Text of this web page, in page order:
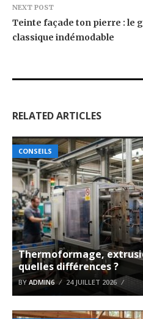
NEXT POST
Teinte façade ton pierre : le
classique indémodable
RELATED ARTICLES
CONSEILS
Thermoformage,
quelles différences ?
BY ADMIN6 24 JUILLET 2026